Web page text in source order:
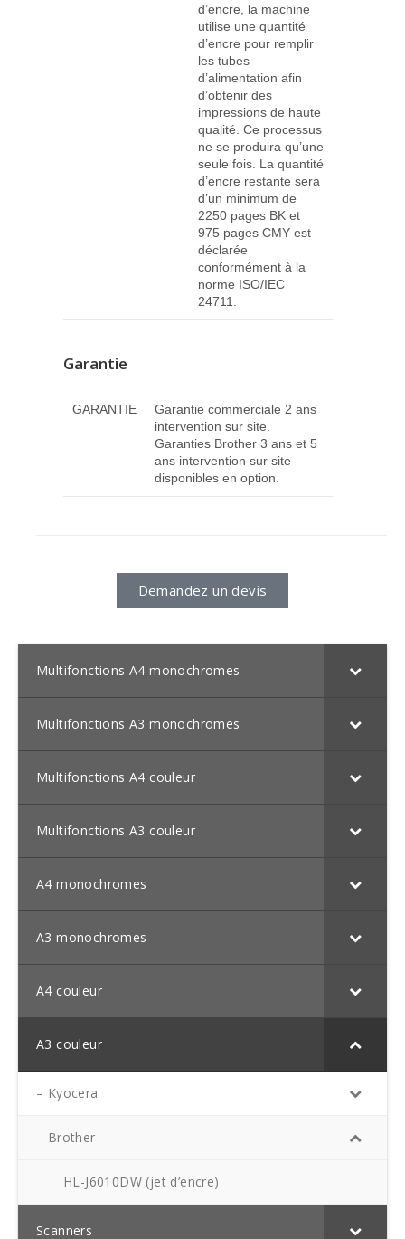
d’encre, la machine
utilise une quantité
d’encre pour remplir
les tubes
d’alimentation afin
d’obtenir des
impressions de haute
qualité. Ce processus
ne se produira qu’une
seule fois. La quantité
d’encre restante sera
d’un minimum de
2250 pages BK et
975 pages CMY est
déclarée
conformément à la
norme ISO/IEC
24711.
Garantie
GARANTIE
Garantie commerciale 2 ans
intervention sur site.
Garanties Brother 3 ans et 5
ans intervention sur site
disponibles en option.
Demandez un devis
Multifonctions A4 monochromes
Multifonctions A3 monochromes
Multifonctions A4 couleur
Multifonctions A3 couleur
A4 monochromes
A3 monochromes
A4 couleur
A3 couleur
– Kyocera
– Brother
HL-J6010DW (jet d’encre)
Scanners